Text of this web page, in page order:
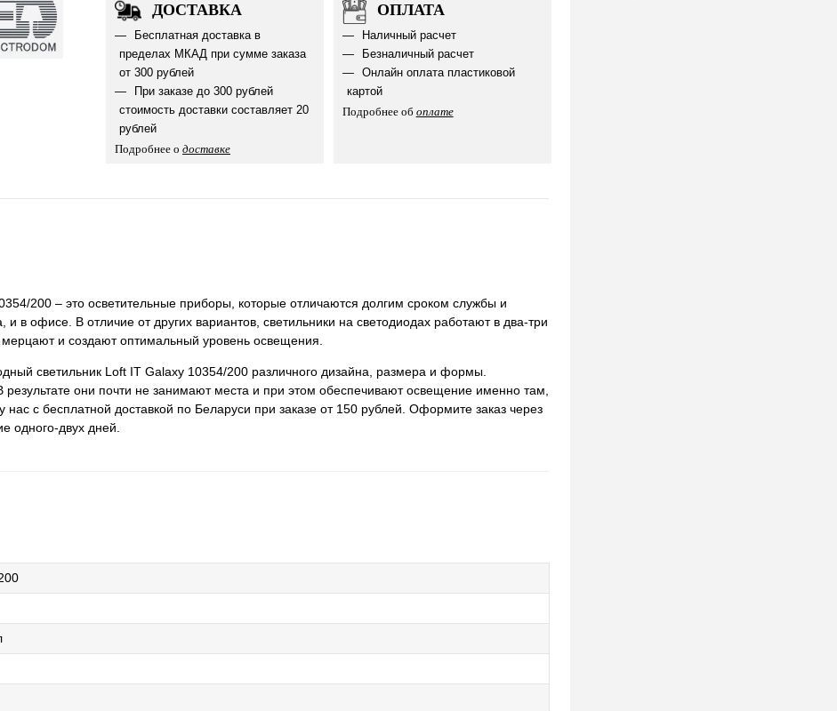
ДОСТАВКА
Бесплатная доставка в
пределах МКАД при сумме заказа
от 300 рублей
При заказе до 300 рублей
стоимость доставки составляет 20
рублей
Подробнее о доставке
ОПЛАТА
Наличный расчет
Безналичный расчет
Онлайн оплата пластиковой
картой
Подробнее об оплате
200 ‒ это осветительные приборы, которые отличаются долгим сроком службы и
в офисе. В отличие от других вариантов, светильники на светодиодах работают в два-три
и создают оптимальный уровень освещения.
светильник Loft IT Galaxy 10354/200 различного дизайна, размера и формы.
они почти не занимают места и при этом обеспечивают освещение именно там,
с бесплатной доставкой по Беларуси при заказе от 150 рублей. Оформите заказ через
одного-двух дней.